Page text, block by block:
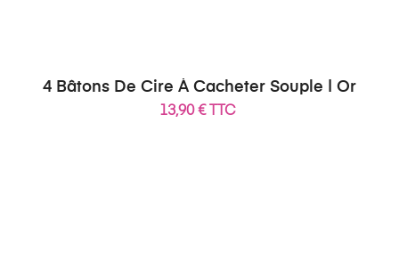
4 Bâtons De Cire À Cacheter Souple | Or
13,90 € TTC